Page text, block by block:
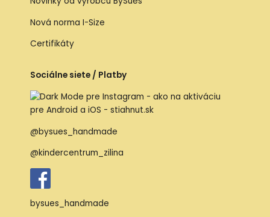
Nová norma I-Size
Certifikáty
Sociálne siete / Platby
@bysues_handmade
@kindercentrum_zilina
bysues_handmade